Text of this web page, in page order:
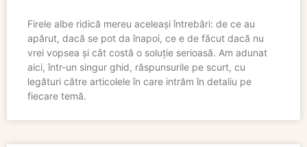
Firele albe ridică mereu aceleași întrebări: de ce au
apărut, dacă se pot da înapoi, ce e de făcut dacă nu
vrei vopsea și cât costă o soluție serioasă. Am adunat
aici, într-un singur ghid, răspunsurile pe scurt, cu
legături către articolele în care intrăm în detaliu pe
fiecare temă.